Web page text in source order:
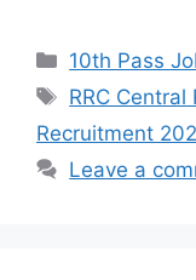
Categories
10th Pass
Tags
RRC
Recruitment
Leave a